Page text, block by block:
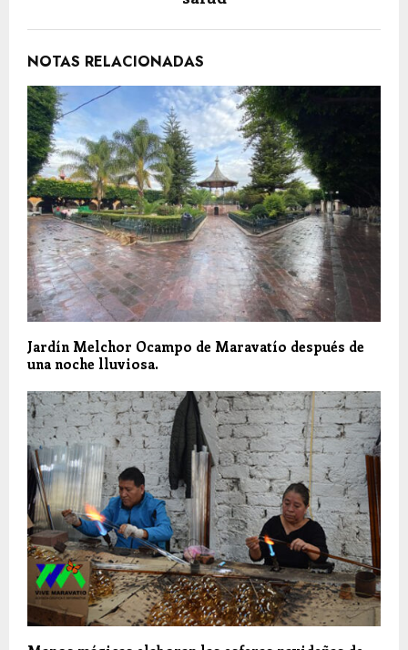
NOTAS RELACIONADAS
Jardín Melchor Ocampo de Maravatío después de
una noche lluviosa.